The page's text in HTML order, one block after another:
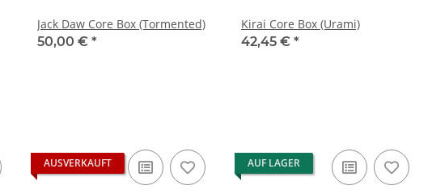
Jack Daw Core Box (Tormented)
50,00 € *
Kirai Core Box (Urami)
42,45 € *
AUSVERKAUFT AUF LAGER